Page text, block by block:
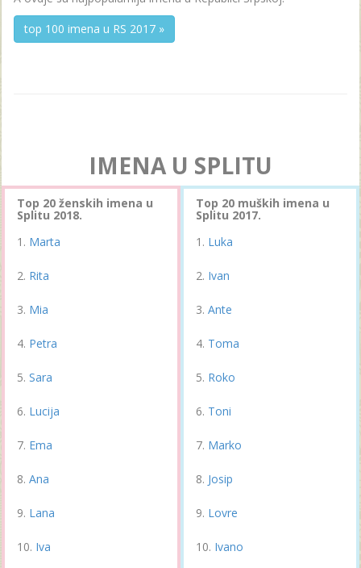
top 100 imena u RS 2017 »
IMENA U SPLITU
Top 20 ženskih imena u
Splitu 2018.
Marta
Rita
Mia
Petra
Sara
Lucija
Ema
Ana
Lana
Iva
Top 20 muških imena u
Splitu 2017.
Luka
Ivan
Ante
Toma
Roko
Toni
Marko
Josip
Lovre
Ivano